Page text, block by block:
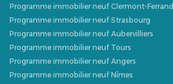
Programme immobilier neuf Clermont-Ferrand
Programme immobilier neuf Strasbourg
Programme immobilier neuf Aubervilliers
Programme immobilier neuf Tours
Programme immobilier neuf Angers
Programme immobilier neuf Nîmes